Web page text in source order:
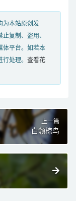
为本站原创发
复制、盗用、
体平台。如若本
处理。 查看花
上一篇
白领椋鸟